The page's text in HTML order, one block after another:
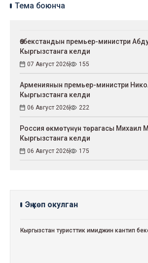
Тема боюнча
Өзбекстандын премьер-министри
Кыргызстанга келди
07 Август 2026 155
Армениянын премьер-министри
Кыргызстанга келди
06 Август 2026 222
Россия өкмөтүнүн төрагасы Михаил
Кыргызстанга келди
06 Август 2026 175
Эң көп окулган
Кыргызстан туристтик имиджин кантип